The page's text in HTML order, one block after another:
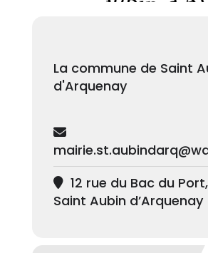
La commune de Saint
d'Arquenay
12 rue du Bac du
Saint Aubin d’Arquenay